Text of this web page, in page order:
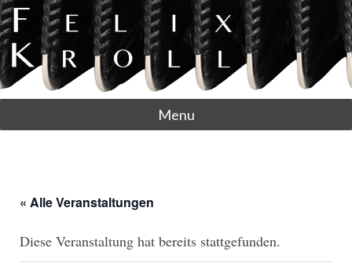
Menu
« Alle Veranstaltungen
Diese Veranstaltung hat bereits stattgefunden.